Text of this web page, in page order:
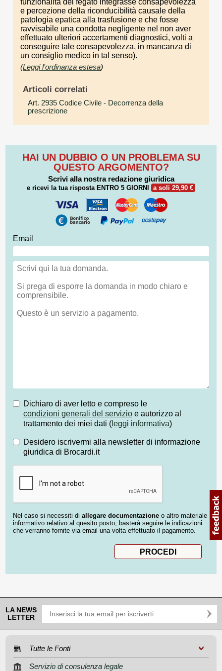
funzionalità del fegato integrasse consapevolezza
e percezione della riconducibilità causale della
patologia epatica alla trasfusione e che fosse
ravvisabile una condotta negligente nel non aver
effettuato ulteriori accertamenti diagnostici, volti a
conseguire tale consapevolezza, in mancanza di
un consiglio medico in tal senso).
(Leggi l'ordinanza estesa)
Articoli correlati
Art. 2935 Codice Civile - Decorrenza della
prescrizione
HAI UN DUBBIO O UN PROBLEMA SU
QUESTO ARGOMENTO?
Scrivi alla nostra redazione giuridica
e ricevi la tua risposta ENTRO 5 GIORNI a soli 29,90 €
Email
Dichiaro di aver letto e compreso le
condizioni generali del servizio e autorizzo al
trattamento dei miei dati ( leggi informativa)
Desidero iscrivermi alla newsletter di informazione
giuridica di Brocardi.it
Nel caso si necessiti di allegare documentazione o altro materiale
informativo relativo al quesito posto, basterà seguire le indicazioni
che verranno fornite via email una volta effettuato il pagamento.
LA NEWS
LETTER
Tutte le Fonti
Servizio di consulenza legale